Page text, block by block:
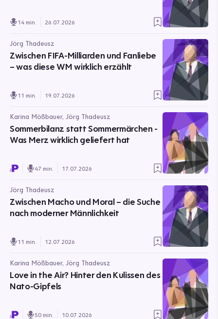
14 min. 26.07.2026
Jörg Thadeusz
Zwischen FIFA-Milliarden und Fanliebe
– was diese WM wirklich erzählt
11 min. 19.07.2026
Karina Mößbauer, Jörg Thadeusz
Sommerbilanz statt Sommermärchen -
Was Merz wirklich geliefert hat
47 min. 17.07.2026
Jörg Thadeusz
Zwischen Macho und Moral – die Suche
nach moderner Männlichkeit
11 min. 12.07.2026
Karina Mößbauer, Jörg Thadeusz
Love in the Air? Hinter den Kulissen des
Nato-Gipfels
50 min. 10.07.2026